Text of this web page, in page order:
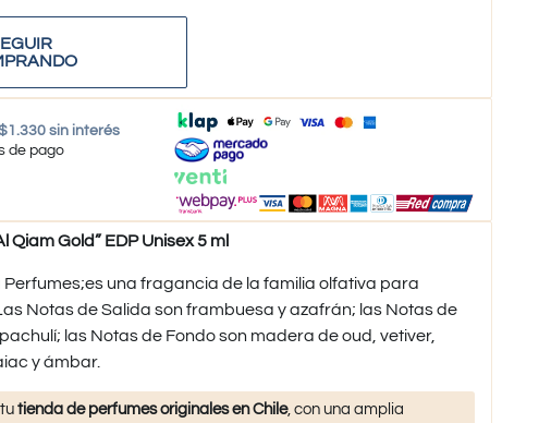
sin interés
de pago
Qiam Gold” EDP Unisex 5 ml
una fragancia de la familia olfativa para
Notas de Salida son frambuesa y azafrán; las Notas de
las Notas de Fondo son madera de oud, vetiver,
y ámbar.
tienda de perfumes originales en Chile, con una amplia